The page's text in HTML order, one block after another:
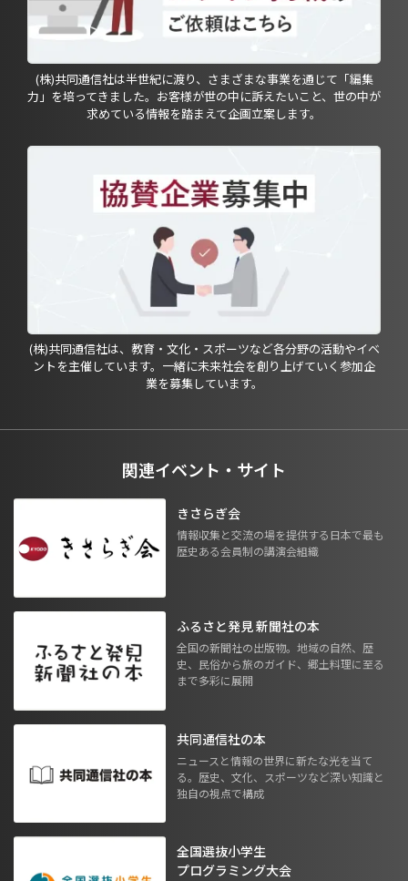
(株)共同通信社は半世紀に渡り、さまざまな事業を通じて「編集
力」を培ってきました。お客様が世の中に訴えたいこと、世の中が
求めている情報を踏まえて企画立案します。
(株)共同通信社は、教育・文化・スポーツなど各分野の活動やイベ
ントを主催しています。一緒に未来社会を創り上げていく参加企
業を募集しています。
関連イベント・サイト
きさらぎ会
情報収集と交流の場を提供する日本で最も
歴史ある会員制の講演会組織
ふるさと発見 新聞社の本
全国の新聞社の出版物。地域の自然、歴
史、民俗から旅のガイド、郷土料理に至る
まで多彩に展開
共同通信社の本
ニュースと情報の世界に新たな光を当て
る。歴史、文化、スポーツなど深い知識と
独自の視点で構成
全国選抜小学生
プログラミング大会